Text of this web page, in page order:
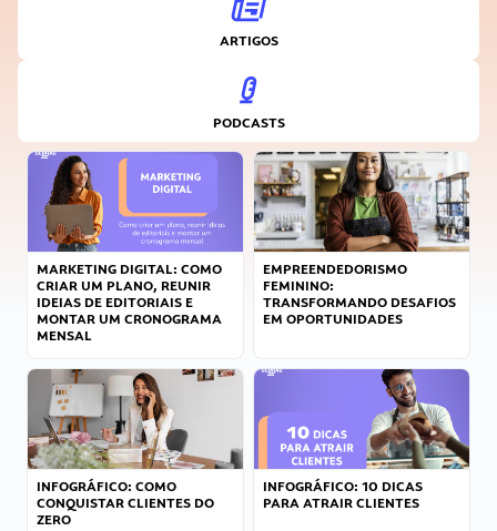
ARTIGOS
PODCASTS
MARKETING DIGITAL: COMO
CRIAR UM PLANO, REUNIR
IDEIAS DE EDITORIAIS E
MONTAR UM CRONOGRAMA
MENSAL
EMPREENDEDORISMO
FEMININO:
TRANSFORMANDO DESAFIOS
EM OPORTUNIDADES
INFOGRÁFICO: COMO
CONQUISTAR CLIENTES DO
ZERO
INFOGRÁFICO: 10 DICAS
PARA ATRAIR CLIENTES